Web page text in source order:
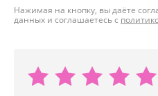
Нажимая на кнопку, вы даёте
данных и соглашаетесь с